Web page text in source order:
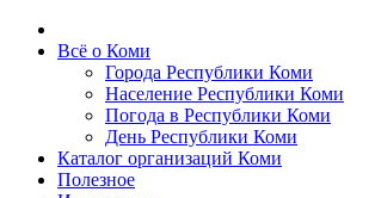
Всё о Коми
Города Республики Коми
Население Республики Коми
Погода в Республики Коми
День Республики Коми
Каталог организаций Коми
Полезное